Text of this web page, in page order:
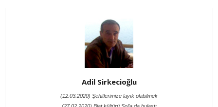
Adil Sirkecioğlu
(12.03.2020) Şehitlerimize layık olabilmek